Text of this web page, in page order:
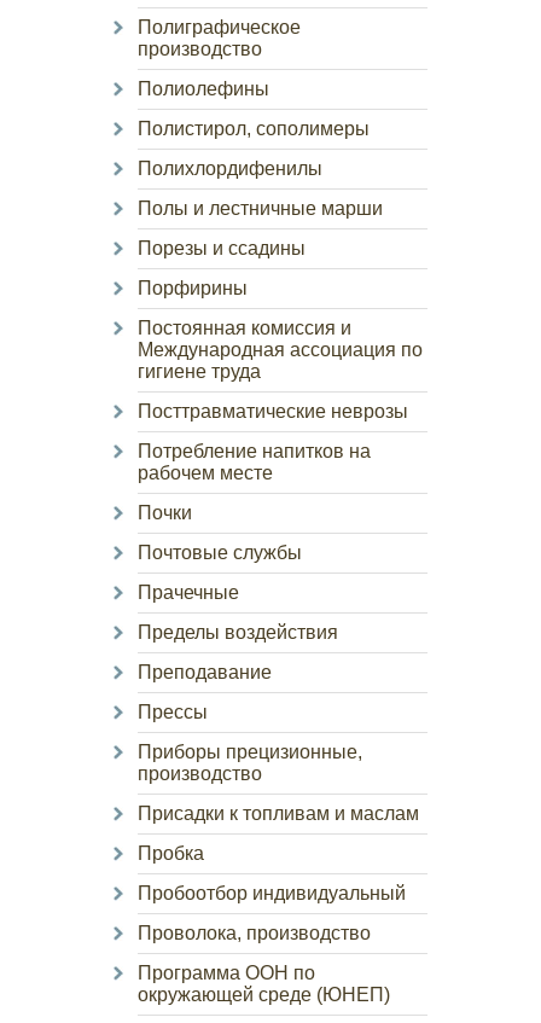
Полиграфическое
производство
Полиолефины
Полистирол, сополимеры
Полихлордифенилы
Полы и лестничные марши
Порезы и ссадины
Порфирины
Постоянная комиссия и
Международная ассоциация по
гигиене труда
Посттравматические неврозы
Потребление напитков на
рабочем месте
Почки
Почтовые службы
Прачечные
Пределы воздействия
Преподавание
Прессы
Приборы прецизионные,
производство
Присадки к топливам и маслам
Пробка
Пробоотбор индивидуальный
Проволока, производство
Программа ООН по
окружающей среде (ЮНЕП)